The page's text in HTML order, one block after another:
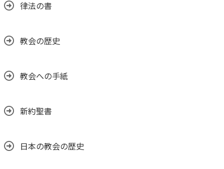
律法の書
教会の歴史
教会への手紙
新約聖書
日本の教会の歴史